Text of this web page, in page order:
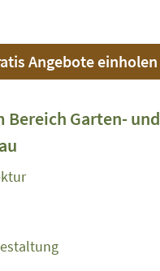
Angebote einholen
Bereich Garten- und